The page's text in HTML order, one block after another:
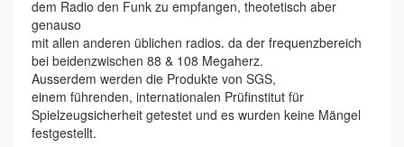
dem Radio den Funk zu empfangen, theotetisch aber
genauso
mit allen anderen üblichen radios. da der frequenzbereich
bei beidenzwischen 88 & 108 Megaherz.
Ausserdem werden die Produkte von SGS,
einem führenden, internationalen Prüfinstitut für
Spielzeugsicherheit getestet und es wurden keine Mängel
festgestellt.